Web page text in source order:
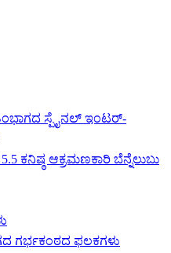
ಸ್ಪೈನಲ್ ಇಂಟರ್-
ಕನಿಷ್ಠ ಆಕ್ರಮಣಕಾರಿ ಬೆನ್ನೆಲುಬು
ಗರ್ಭಕಂಠದ ಫಲಕಗಳು